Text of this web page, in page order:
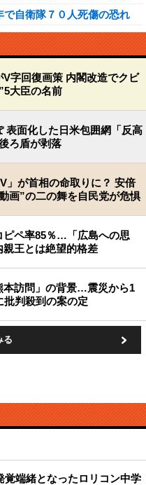
自衛隊７０人死傷の恐れ
字回復画策 内閣改造でクビ
大臣の名前
表面化した日米包囲網「反高
ろ盾が剥落
」が首相の命取りに？ 安倍
画”の二の舞を自民党が危惧
ピペ率85％…「広島への思
王とは絶望的格差
本訪問」の背景…震災から1
批判殺到の案の定
る
覚端緒となったロリコン中学